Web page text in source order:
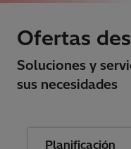
Ofertas
Soluciones y
sus necesidades
Planificación